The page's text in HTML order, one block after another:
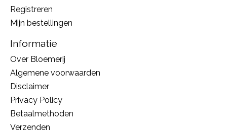
Registreren
Mijn bestellingen
Informatie
Over Bloemerij
Algemene voorwaarden
Disclaimer
Privacy Policy
Betaalmethoden
Verzenden